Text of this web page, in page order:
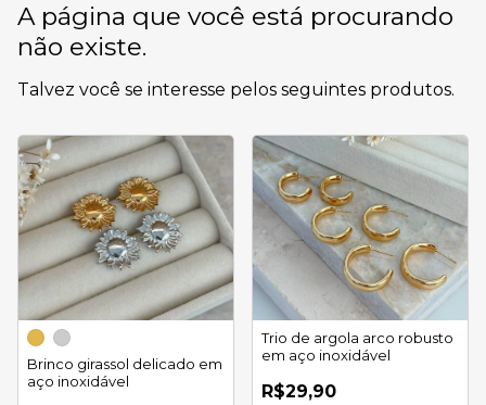
A página que você está procurando
não existe.
Talvez você se interesse pelos seguintes produtos.
Brinco girassol delicado em
aço inoxidável
Trio de argola arco robusto
em aço inoxidável
R$29,90